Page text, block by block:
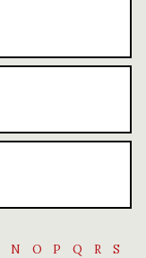
N O P Q R
S